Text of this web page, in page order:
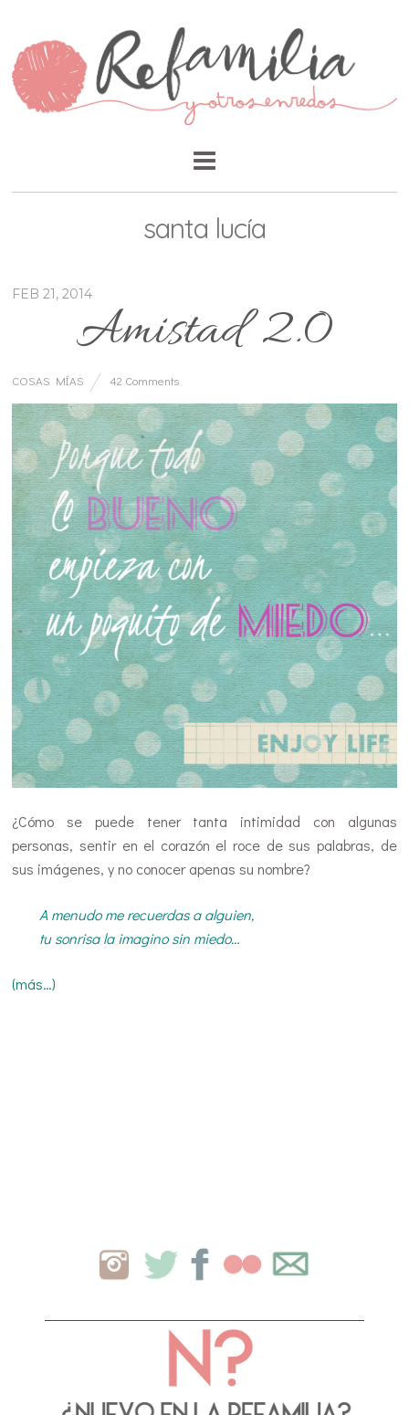
santa lucía
FEB 21, 2014
Amistad 2.0
COSAS MÍAS 42 Comments
¿Cómo se puede tener tanta intimidad con algunas
personas, sentir en el corazón el roce de sus palabras, de
sus imágenes, y no conocer apenas su nombre?
A menudo me recuerdas a alguien,
tu sonrisa la imagino sin miedo…
(más…)